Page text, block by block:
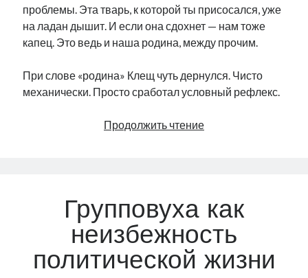
проблемы. Эта тварь, к которой ты присосался, уже
на ладан дышит. И если она сдохнет — нам тоже
капец. Это ведь и наша родина, между прочим.
При слове «родина» Клещ чуть дернулся. Чисто
механически. Просто сработал условный рефлекс.
Продолжить чтениеНапившийся
Групповуха как
неизбежность
политической жизни